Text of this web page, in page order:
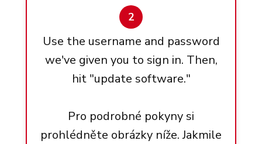
2
Use the username and password
we've given you to sign in. Then,
hit "update software."
Pro podrobné pokyny si
prohlédněte obrázky níže. Jakmile